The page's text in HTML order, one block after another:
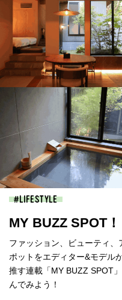
LIFESTYLE
MY BUZZ SPOT！
ファッション、ビューティ
ポットをエディター&モデル
推す連載「MY BUZZ SPOT
んでみよう！